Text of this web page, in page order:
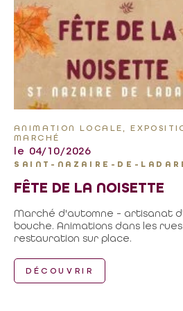
ANIMATION LOCALE,
MARCHÉ
le 04/10/2026
SAINT-NAZAIRE-DE-
FÊTE DE LA NOISETTE
Marché d'automne - artisanat
bouche. Animations dans les
restauration sur place.
DÉCOUVRIR